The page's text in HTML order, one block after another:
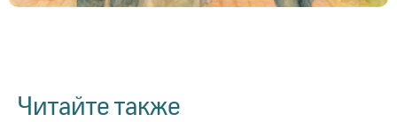
Читайте также